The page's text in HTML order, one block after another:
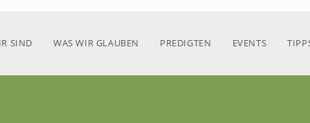
SIND WAS WIR GLAUBEN PREDIGTEN EVENTS